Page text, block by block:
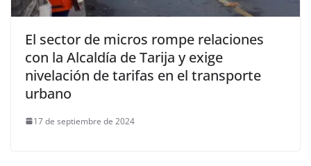
El sector de micros rompe relaciones
con la Alcaldía de Tarija y exige
nivelación de tarifas en el transporte
urbano
17 de septiembre de 2024